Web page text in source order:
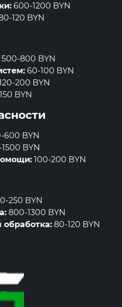
600-1200 BYN
120 BYN
800 BYN
60-100 BYN
200 BYN
BYN
600 BYN
BYN
100-200 BYN
250 BYN
800-1300 BYN
обработка:80-120 BYN